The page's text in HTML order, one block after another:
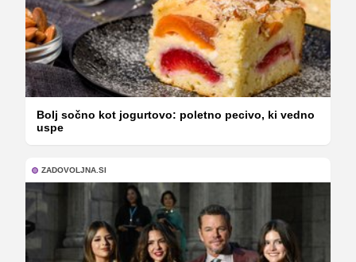
Bolj sočno kot jogurtovo: poletno pecivo, ki vedno
uspe
ZADOVOLJNA.SI